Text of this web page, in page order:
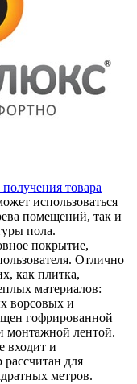
товара
использоваться
помещений, так и
пола.
покрытие,
Отлично
как плитка,
материалов:
ворсовых и
гофрированной
монтажной лентой.
входит и
для
метров.